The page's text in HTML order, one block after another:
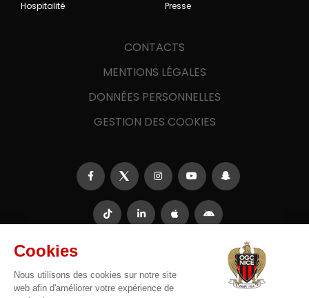
Hospitalité
Presse
CONTACTS
MENTIONS LÉGALES
DONNÉES PERSONNELLES
GESTION DES COOKIES